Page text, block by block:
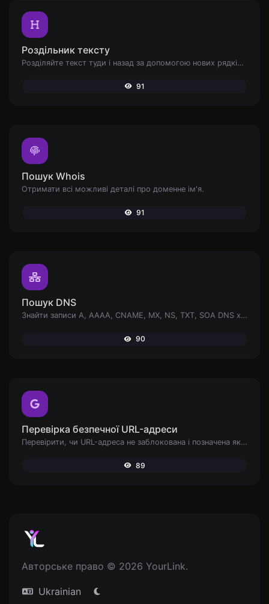
Роздільник тексту
Розділяйте текст туди і назад за допомогою нових рядків, ком, крапок... і т.д.
91
Пошук Whois
Отримати всі можливі деталі про доменне ім'я.
91
Пошук DNS
Знайти записи A, AAAA, CNAME, MX, NS, TXT, SOA DNS хоста.
90
Перевірка безпечної URL-адреси
Перевірити, чи URL-адреса не заблокована і позначена як безпечна/небезпечна Google.
89
Авторське право © 2026 YourLink.
Ukrainian